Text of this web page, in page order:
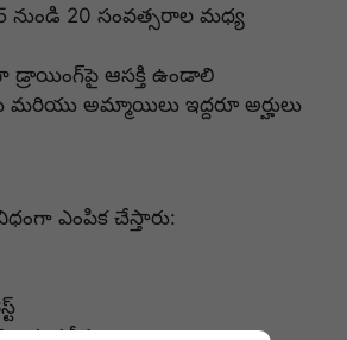
నుండి 20 సంవత్సరాల మధ్య
డ్రాయింగ్‌పై ఆసక్తి ఉండాలి
అమ్మాయిలు ఇద్దరూ అర్హులు
విధంగా ఎంపిక చేస్తారు: